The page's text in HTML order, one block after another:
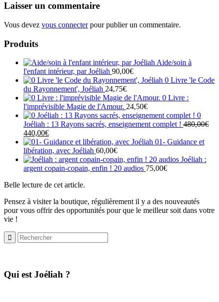
Laisser un commentaire
Vous devez vous connecterpour publier un commentaire.
Produits
Aide/soin à
l'enfant intérieur, par Joéliah 90,00€
0 Livre 'le Code
du Rayonnement', Joéliah 24,75€
0 Livre :
l'imprévisible Magie de l'Amour. 24,50€
0
Joéliah : 13 Rayons sacrés, enseignement complet ! 480,00€
Le
prix
initial
était :
480,00€.
440,00€Le
prix
actuel
est :
440,00€.
01- Guidance et
libération, avec Joéliah 60,00€
Joéliah :
argent copain-copain, enfin ! 20 audios 75,00€
Belle lecture de cet article.
Pensez à visiter la boutique, régulièrement il y a des nouveautés
pour vous offrir des opportunités pour que le meilleur soit dans votre
vie !
​Qui est Joéliah ?